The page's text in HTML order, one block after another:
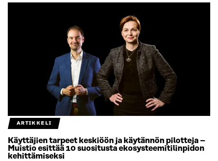
ARTIKKELI
Käyttäjien tarpeet keskiöön ja käytännön pilotteja –
Muistio esittää 10 suositusta ekosysteemitilinpidon
kehittämiseksi